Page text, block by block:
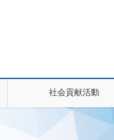
社会貢献活動